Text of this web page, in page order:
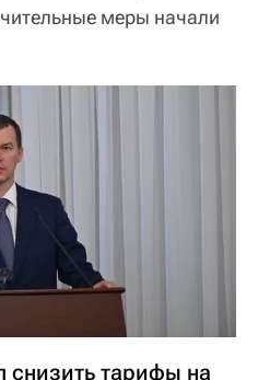
меры начали
снизить тарифы на